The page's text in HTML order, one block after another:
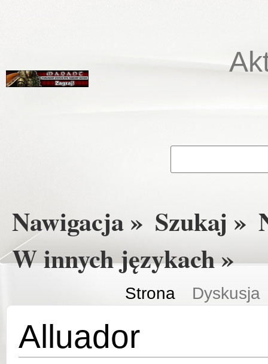
Nawigacja » Szukaj »
W innych językach »
Strona Dyskusja
Alluador